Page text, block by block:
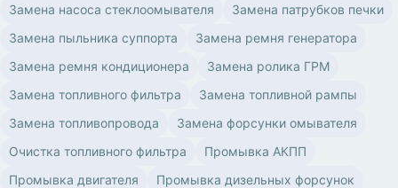
Замена насоса стеклоомывателя
Замена патрубков печки
Замена пыльника суппорта
Замена ремня генератора
Замена ремня кондиционера
Замена ролика ГРМ
Замена топливного фильтра
Замена топливной рампы
Замена топливопровода
Замена форсунки омывателя
Очистка топливного фильтра
Промывка АКПП
Промывка двигателя
Промывка дизельных форсунок